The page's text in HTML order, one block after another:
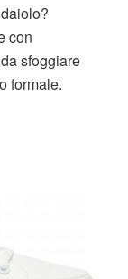
con
sfoggiare
formale.